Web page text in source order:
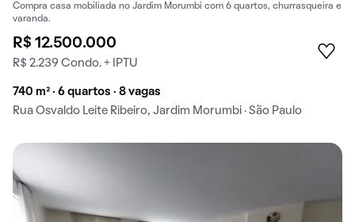
Compra casa mobiliada no Jardim Morumbi com 6 quartos, churrasqueira e
varanda.
R$ 12.500.000
R$ 2.239 Condo. + IPTU
740 m² · 6 quartos · 8 vagas
Rua Osvaldo Leite Ribeiro, Jardim Morumbi · São Paulo